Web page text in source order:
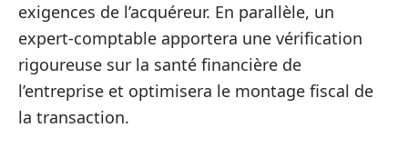
exigences de l’acquéreur. En parallèle, un
expert-comptable apportera une vérification
rigoureuse sur la santé financière de
l’entreprise et optimisera le montage fiscal de
la transaction.